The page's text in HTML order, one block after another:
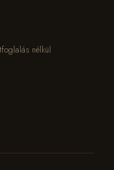
nélkül